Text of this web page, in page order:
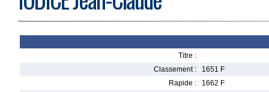
Titre :
Classement :
1651 F
Rapide :
1662 F